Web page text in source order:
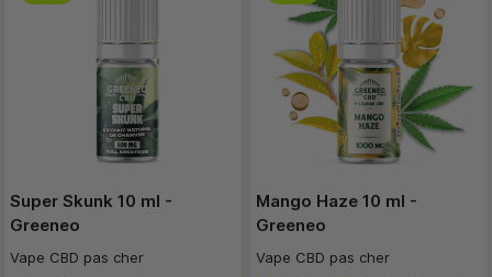
Super Skunk 10 ml -
Greeneo
Vape CBD pas cher
Mango Haze 10 ml -
Greeneo
Vape CBD pas cher